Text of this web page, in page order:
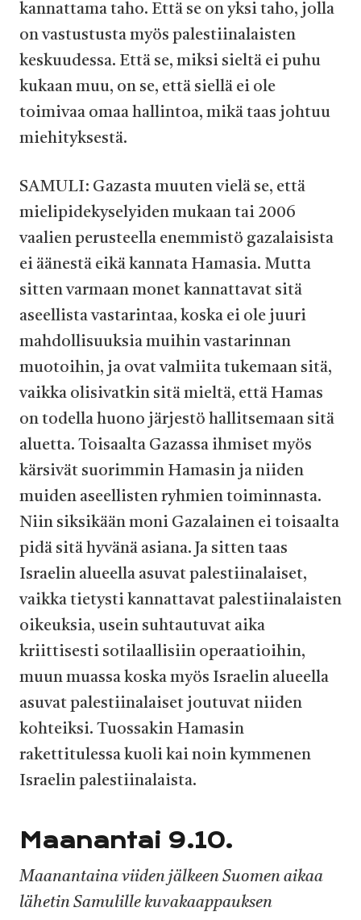
kannattama taho. Että se on yksi taho, jolla
on vastustusta myös palestiinalaisten
keskuudessa. Että se, miksi sieltä ei puhu
kukaan muu, on se, että siellä ei ole
toimivaa omaa hallintoa, mikä taas johtuu
miehityksestä.
SAMULI: Gazasta muuten vielä se, että
mielipidekyselyiden mukaan tai 2006
vaalien perusteella enemmistö gazalaisista
ei äänestä eikä kannata Hamasia. Mutta
sitten varmaan monet kannattavat sitä
aseellista vastarintaa, koska ei ole juuri
mahdollisuuksia muihin vastarinnan
muotoihin, ja ovat valmiita tukemaan sitä,
vaikka olisivatkin sitä mieltä, että Hamas
on todella huono järjestö hallitsemaan sitä
aluetta. Toisaalta Gazassa ihmiset myös
kärsivät suorimmin Hamasin ja niiden
muiden aseellisten ryhmien toiminnasta.
Niin siksikään moni Gazalainen ei toisaalta
pidä sitä hyvänä asiana. Ja sitten taas
Israelin alueella asuvat palestiinalaiset,
vaikka tietysti kannattavat palestiinalaisten
oikeuksia, usein suhtautuvat aika
kriittisesti sotilaallisiin operaatioihin,
muun muassa koska myös Israelin alueella
asuvat palestiinalaiset joutuvat niiden
kohteiksi. Tuossakin Hamasin
rakettitulessa kuoli kai noin kymmenen
Israelin palestiinalaista.
Maanantai 9.10.
Maanantaina viiden jälkeen Suomen aikaa
lähetin Samulille kuvakaappauksen